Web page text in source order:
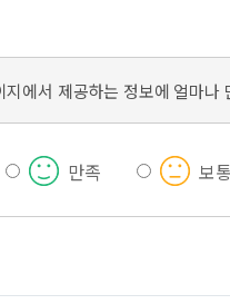
지에서 제공하는 정보에 얼마나
만족 보통